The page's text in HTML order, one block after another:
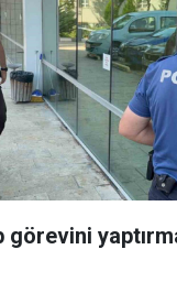
görevini